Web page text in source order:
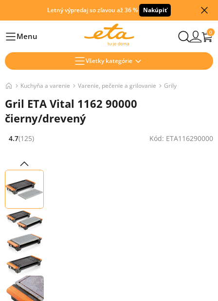
Letný výpredaj so zľavou až 36 % Nakúpiť
HlavníMenu 0
Všetky kategórie
Kuchyňa a varenie Varenie, pečenie a grilovanie Grily
Gril ETA Vital 1162 90000
čierny/drevený
Hodnocení: 4.7 z 5 (125 recenzí)
4.7(125) Kód: ETA116290000